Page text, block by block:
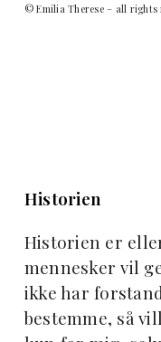
© Emilia Therese – all rights
Historien
Historien er
mennesker vil
ikke har
bestemme, så